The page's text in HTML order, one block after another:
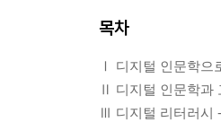
목차
Ⅰ 디지털 인문학으
Ⅱ 디지털 인문학과
Ⅲ 디지털 리터러시